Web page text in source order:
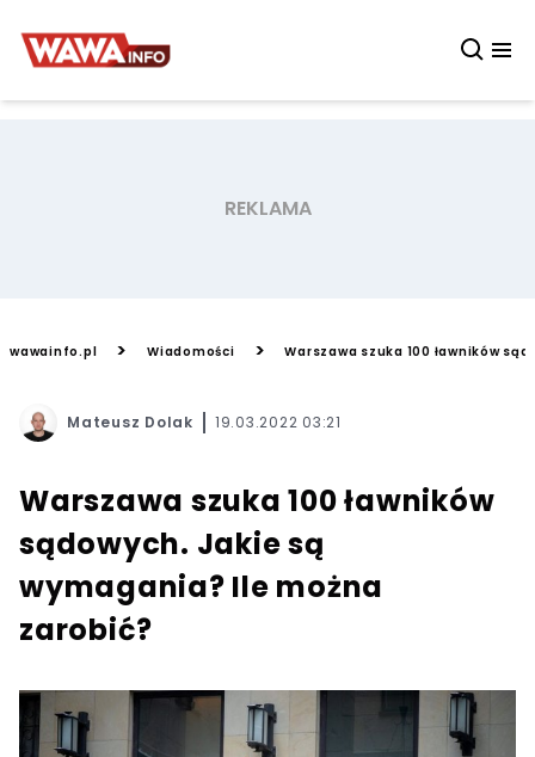
wawainfo.pl > Wiadomości > Warszawa szuka 100 ławników
Mateusz Dolak 19.03.2022 03:21
Warszawa szuka 100 ławników
sądowych. Jakie są
wymagania? Ile można
zarobić?